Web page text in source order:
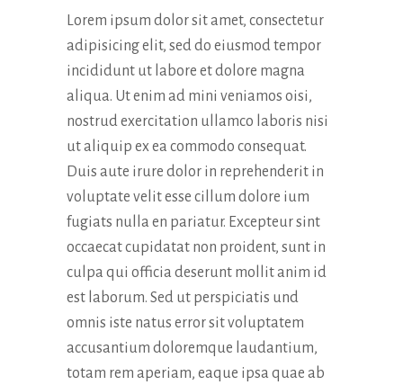
Lorem ipsum dolor sit amet, consectetur
adipisicing elit, sed do eiusmod tempor
incididunt ut labore et dolore magna
aliqua. Ut enim ad mini veniamos oisi,
nostrud exercitation ullamco laboris nisi
ut aliquip ex ea commodo consequat.
Duis aute irure dolor in reprehenderit in
voluptate velit esse cillum dolore ium
fugiats nulla en pariatur. Excepteur sint
occaecat cupidatat non proident, sunt in
culpa qui officia deserunt mollit anim id
est laborum. Sed ut perspiciatis und
omnis iste natus error sit voluptatem
accusantium doloremque laudantium,
totam rem aperiam, eaque ipsa quae ab